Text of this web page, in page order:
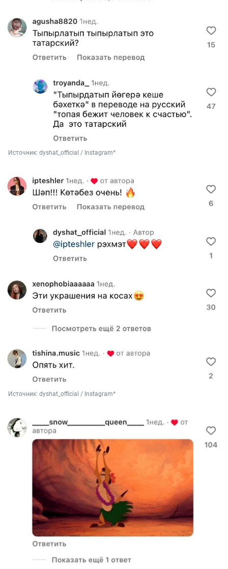
Источник: dyshat_official / Instagram*
Источник: dyshat_official / Instagram*